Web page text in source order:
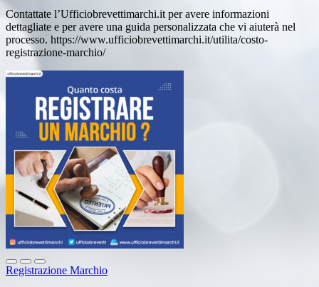
Contattate l’Ufficiobrevettimarchi.it per avere informazioni
dettagliate e per avere una guida personalizzata che vi aiuterà nel
processo. https://www.ufficiobrevettimarchi.it/utilita/costo-
registrazione-marchio/
Registrazione Marchio